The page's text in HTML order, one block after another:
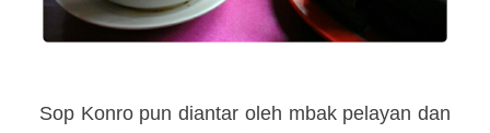
Sop Konro pun diantar oleh mbak pelayan dan